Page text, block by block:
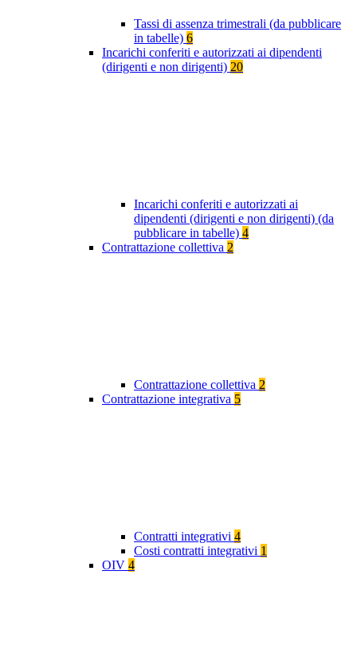
Tassi di assenza trimestrali (da pubblicare
in tabelle) 6
Incarichi conferiti e autorizzati ai dipendenti
(dirigenti e non dirigenti) 20
Incarichi conferiti e autorizzati ai
dipendenti (dirigenti e non dirigenti) (da
pubblicare in tabelle) 4
Contrattazione collettiva 2
Contrattazione collettiva 2
Contrattazione integrativa 5
Contratti integrativi 4
Costi contratti integrativi 1
OIV 4